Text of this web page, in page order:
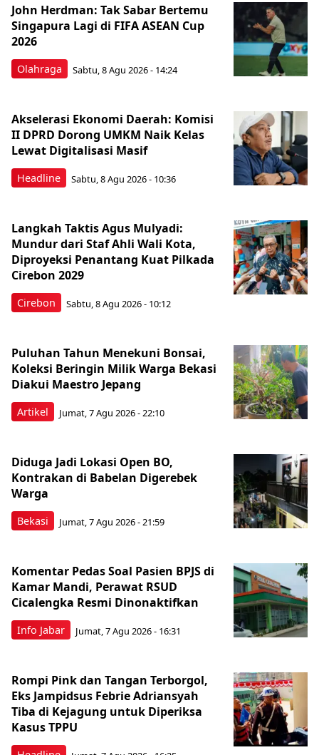
Olahraga
John Herdman: Tak Sabar Bertemu
Singapura Lagi di FIFA ASEAN Cup
2026
Sabtu, 8 Agu 2026 - 14:24
Headline
Akselerasi Ekonomi Daerah: Komisi
II DPRD Dorong UMKM Naik Kelas
Lewat Digitalisasi Masif
Sabtu, 8 Agu 2026 - 10:36
Cirebon
Langkah Taktis Agus Mulyadi:
Mundur dari Staf Ahli Wali Kota,
Diproyeksi Penantang Kuat Pilkada
Cirebon 2029
Sabtu, 8 Agu 2026 - 10:12
Artikel
Puluhan Tahun Menekuni Bonsai,
Koleksi Beringin Milik Warga Bekasi
Diakui Maestro Jepang
Jumat, 7 Agu 2026 - 22:10
Bekasi
Diduga Jadi Lokasi Open BO,
Kontrakan di Babelan Digerebek
Warga
Jumat, 7 Agu 2026 - 21:59
Info Jabar
Komentar Pedas Soal Pasien BPJS di
Kamar Mandi, Perawat RSUD
Cicalengka Resmi Dinonaktifkan
Jumat, 7 Agu 2026 - 16:31
Rompi Pink dan Tangan Terborgol,
Eks Jampidsus Febrie Adriansyah
Tiba di Kejagung untuk Diperiksa
Kasus TPPU